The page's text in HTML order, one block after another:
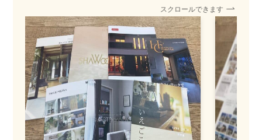
スクロールできます